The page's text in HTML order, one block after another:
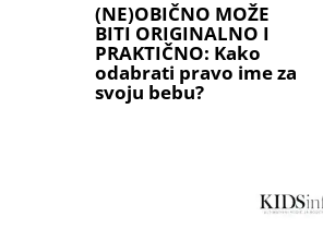
(NE)OBIČNO MOŽE
BITI ORIGINALNO I
PRAKTIČNO: Kako
odabrati pravo ime za
svoju bebu?